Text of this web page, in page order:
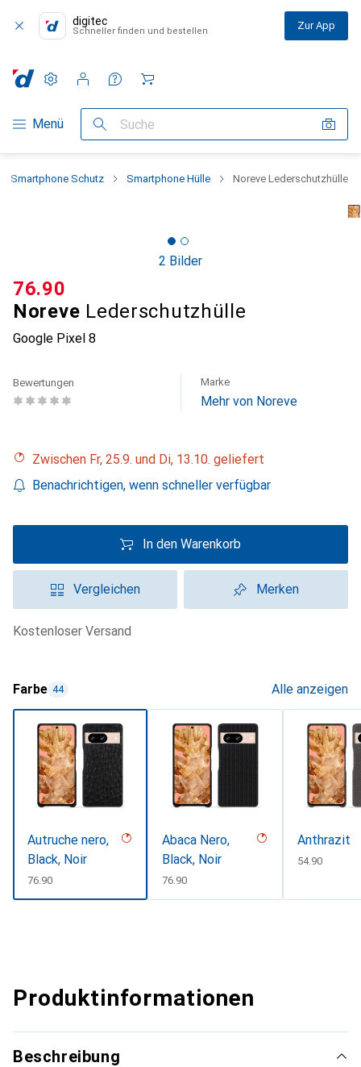
digitec
Schneller finden und bestellen Zur App
Navigation nach Kategorien
Menü Suche
Einstellungen
Kundenkonto
Vergleichslisten
Merklisten
Warenkorb
Smartphone Schutz Smartphone Hülle Noreve Lederschutzhülle
2 Bilder
Noreve Lederschutzhülle
Google Pixel 8
CHF
76.90
Bewertungen Marke
Mehr von Noreve
Zwischen Fr, 25.9. und Di, 13.10. geliefert
Benachrichtigen, wenn schneller verfügbar
In den Warenkorb
Vergleichen Merken
kostenloser Versand
Farbe 44 Alle anzeigen
Autruche nero,
Black, Noir
CHF
76.90
Abaca Nero,
Black, Noir
CHF
76.90
Anthrazit
CHF
54.90
Produktinformationen
Beschreibung